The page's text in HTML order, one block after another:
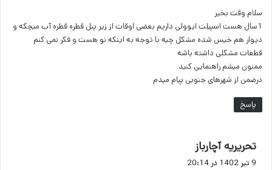
:
سلام وقت بخیر
1سال هست اسپیلت ایوولی داریم بعضی اوقات از زیر پنل قطره قطره آب میچکه و
دیوار هم خیس شده مشکل چیه با توجه به اینکه نو هست و فکر نمی کنم
قطعات مشکلی داشته باشه
ممنون میشم راهنمایی کنید
درضمن از شهرهای جنوبی پیام میدم
پاسخ
تحریریه آچارباز
ف
9 تیر 1402 در 20:14